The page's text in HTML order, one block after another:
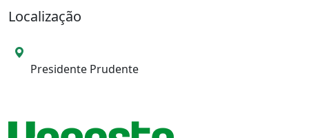
Localização
Presidente Prudente